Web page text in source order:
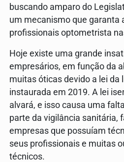
buscando amparo do
um mecanismo que garanta
profissionais optometrista
Hoje existe uma grande
empresários, em função da
muitas óticas devido a lei da
instaurada em 2019. A lei
alvará, e isso causa uma
parte da vigilância sanitária,
empresas que possuíam
seus profissionais e muitas
técnicos.